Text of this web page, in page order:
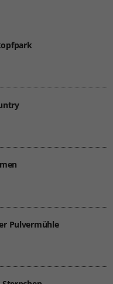
Pulvermühle